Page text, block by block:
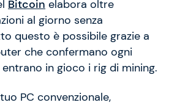
Bitcoin elabora oltre
al giorno senza
questo è possibile grazie a
che confermano ogni
in gioco i rig di mining.
PC convenzionale,